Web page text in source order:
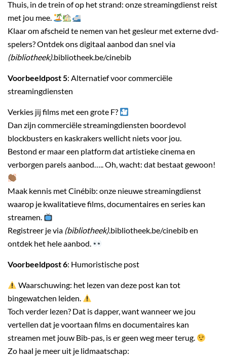
Thuis, in de trein of op het strand: onze streamingdienst reist
met jou mee.
Klaar om afscheid te nemen van het gesleur met externe dvd-
spelers? Ontdek ons digitaal aanbod dan snel via
(bibliotheek).bibliotheek.be/cinebib
Voorbeeldpost 5: Alternatief voor commerciële
streamingdiensten
Verkies jij films met een grote F?
Dan zijn commerciële streamingdiensten boordevol
blockbusters en kaskrakers wellicht niets voor jou.
Bestond er maar een platform dat artistieke cinema en
verborgen parels aanbod….. Oh, wacht: dat bestaat gewoon!
Maak kennis met Cinébib: onze nieuwe streamingdienst
waarop je kwalitatieve films, documentaires en series kan
streamen.
Registreer je via (bibliotheek).bibliotheek.be/cinebib en
ontdek het hele aanbod.
Voorbeeldpost 6: Humoristische post
Waarschuwing: het lezen van deze post kan tot
bingewatchen leiden.
Toch verder lezen? Dat is dapper, want wanneer we jou
vertellen dat je voortaan films en documentaires kan
streamen met jouw Bib-pas, is er geen weg meer terug.
Zo haal je meer uit je lidmaatschap: